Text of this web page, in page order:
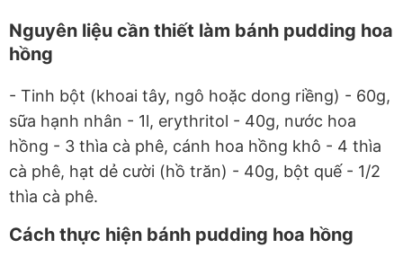
Nguyên liệu cần thiết làm bánh pudding hoa
hồng
- Tinh bột (khoai tây, ngô hoặc dong riềng) - 60g,
sữa hạnh nhân - 1l, erythritol - 40g, nước hoa
hồng - 3 thìa cà phê, cánh hoa hồng khô - 4 thìa
cà phê, hạt dẻ cười (hồ trăn) - 40g, bột quế - 1/2
thìa cà phê.
Cách thực hiện bánh pudding hoa hồng